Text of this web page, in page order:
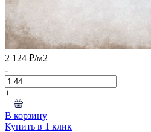
2 124 ₽/м2
-
+
В корзину
Купить в 1 клик